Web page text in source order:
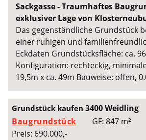
Sackgasse - Traumhaftes
exklusiver Lage von
Das gegenständliche Grundstück
einer ruhigen und
Eckdaten Grundstücksfläche: ca.
Konfiguration: rechteckig,
19,5m x ca. 49m Bauweise: offen,
Grundstück kaufen3400 Weidling
Baugrundstück
GF: 847 m²
Preis: 690.000,-